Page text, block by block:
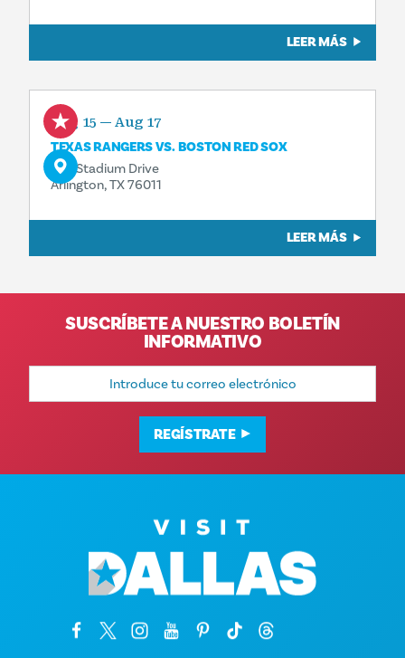
LEER MÁS
Aug 15 — Aug 17
TEXAS RANGERS VS. BOSTON RED SOX
734 Stadium Drive
Arlington, TX 76011
LEER MÁS
SUSCRÍBETE A NUESTRO BOLETÍN
INFORMATIVO
Dirección
correo
REGÍSTRATE